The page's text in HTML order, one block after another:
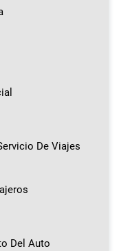
De Viajes
Del Auto